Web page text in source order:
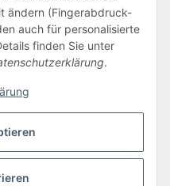
ändern (Fingerabdruck-
auch für personalisierte
finden Sie unter
.